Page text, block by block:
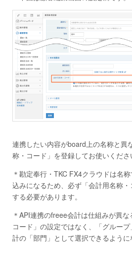
連携したい内容がboard上の名称と異
称・コード」を登録してお使いくださ
＊勘定奉行・TKC FX4クラウドは名
込みになるため、必ず「会計用名称
する必要があります。
＊API連携のfreee会計は仕組みが異
コード」の設定ではなく、「グルー
計の「部門」として選択できるように